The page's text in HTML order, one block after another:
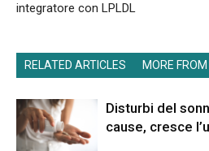
integratore con LPLDL
RELATED ARTICLES MORE
Disturbi del
cause, cresce